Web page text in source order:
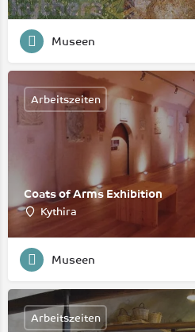
Museen
Coats of Arms Exhibition
Kythira
Arbeitszeiten
Museen
Arbeitszeiten